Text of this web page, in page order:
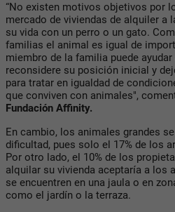
“No existen motivos objetivos por
mercado de viviendas de alquiler a
su vida con un perro o un gato.
familias el animal es igual de
miembro de la familia puede
reconsidere su posición inicial y
para tratar en igualdad de
que conviven con animales",
Fundación Affinity.
En cambio, los animales grandes
dificultad, pues solo el 17% de los
Por otro lado, el 10% de los
alquilar su vivienda aceptaría a los
se encuentren en una jaula o en
como el jardín o la terraza.